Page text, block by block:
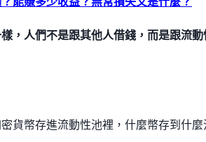
，人們不是跟其他人借錢，而是跟流動
貨幣存進流動性池裡，什麼幣存到什麼